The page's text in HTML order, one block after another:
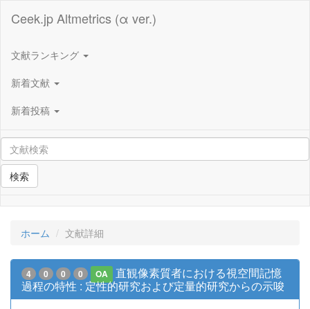
Ceek.jp Altmetrics (α ver.)
文献ランキング
新着文献
新着投稿
検索
ホーム 文献詳細
4 0 0 0 OA
直観像素質者における視空間記憶
過程の特性 : 定性的研究および定量的研究からの示唆